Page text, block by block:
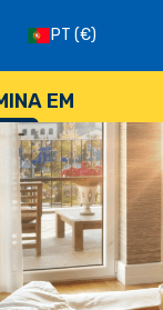
PT (€)
EM
--